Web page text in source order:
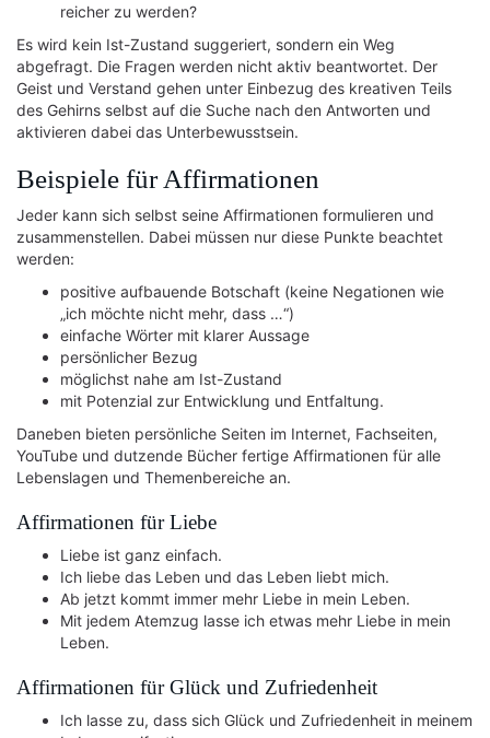
reicher zu werden?
Es wird kein Ist-Zustand suggeriert, sondern ein Weg
abgefragt. Die Fragen werden nicht aktiv beantwortet. Der
Geist und Verstand gehen unter Einbezug des kreativen Teils
des Gehirns selbst auf die Suche nach den Antworten und
aktivieren dabei das Unterbewusstsein.
Beispiele für Affirmationen
Jeder kann sich selbst seine Affirmationen formulieren und
zusammenstellen. Dabei müssen nur diese Punkte beachtet
werden:
positive aufbauende Botschaft (keine Negationen wie
„ich möchte nicht mehr, dass …“)
einfache Wörter mit klarer Aussage
persönlicher Bezug
möglichst nahe am Ist-Zustand
mit Potenzial zur Entwicklung und Entfaltung.
Daneben bieten persönliche Seiten im Internet, Fachseiten,
YouTube und dutzende Bücher fertige Affirmationen für alle
Lebenslagen und Themenbereiche an.
Affirmationen für Liebe
Liebe ist ganz einfach.
Ich liebe das Leben und das Leben liebt mich.
Ab jetzt kommt immer mehr Liebe in mein Leben.
Mit jedem Atemzug lasse ich etwas mehr Liebe in mein
Leben.
Affirmationen für Glück und Zufriedenheit
Ich lasse zu, dass sich Glück und Zufriedenheit in meinem